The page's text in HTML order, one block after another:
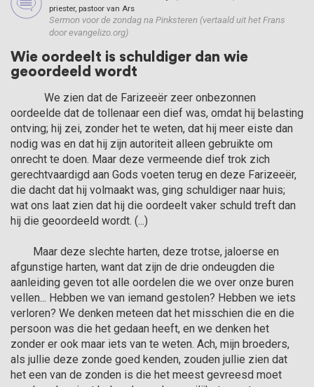
priester, pastoor van Ars
Sermon voor de zondag na Pinksteren (vertaald uit het Frans
door evangelizo.org)
Wie oordeelt is schuldiger dan wie
geoordeeld wordt
oordeelde dat de tollenaar een dief was, omdat hij belasting
ontving; hij zei, zonder het te weten, dat hij meer eiste dan
nodig was en dat hij zijn autoriteit alleen gebruikte om
onrecht te doen. Maar deze vermeende dief trok zich
gerechtvaardigd aan Gods voeten terug en deze Farizeeër,
die dacht dat hij volmaakt was, ging schuldiger naar huis;
wat ons laat zien dat hij die oordeelt vaker schuld treft dan
hij die geoordeeld wordt. (...)
afgunstige harten, want dat zijn de drie ondeugden die
aanleiding geven tot alle oordelen die we over onze buren
vellen... Hebben we van iemand gestolen? Hebben we iets
verloren? We denken meteen dat het misschien die en die
persoon was die het gedaan heeft, en we denken het
zonder er ook maar iets van te weten. Ach, mijn broeders,
als jullie deze zonde goed kenden, zouden jullie zien dat
het een van de zonden is die het meest gevreesd moet